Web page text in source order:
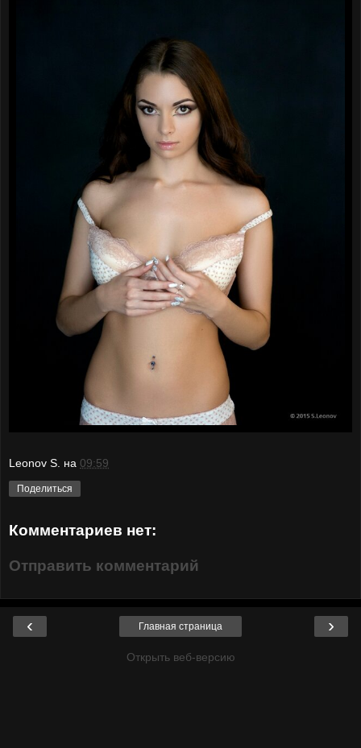
Leonov S. на 09:59
Поделиться
Комментариев нет:
Отправить комментарий
‹ ›
Главная страница
Открыть веб-версию